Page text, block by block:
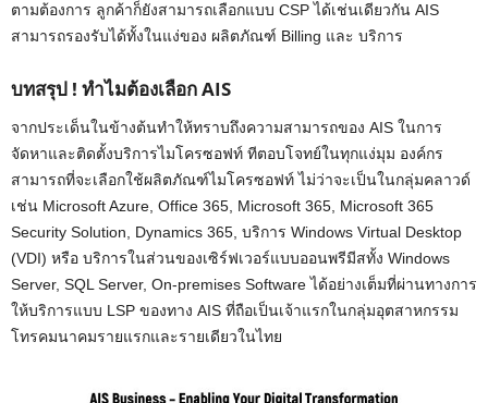
ตามต้องการ ลูกค้าก็ยังสามารถเลือกแบบ CSP ได้เช่นเดียวกัน AIS
สามารถรองรับได้ทั้งในแง่ของ ผลิตภัณฑ์ Billing และ บริการ
บทสรุป ! ทำไมต้องเลือก AIS
จากประเด็นในข้างต้นทำให้ทราบถึงความสามารถของ AIS ในการ
จัดหาและติดตั้งบริการไมโครซอฟท์ ทีตอบโจทย์ในทุกแง่มุม องค์กร
สามารถที่จะเลือกใช้ผลิตภัณฑ์ไมโครซอฟท์ ไม่ว่าจะเป็นในกลุ่มคลาวด์
เช่น Microsoft Azure, Office 365, Microsoft 365, Microsoft 365
Security Solution, Dynamics 365, บริการ Windows Virtual Desktop
(VDI) หรือ บริการในส่วนของเซิร์ฟเวอร์แบบออนพรีมีสทั้ง Windows
Server, SQL Server, On-premises Software ได้อย่างเต็มที่ผ่านทางการ
ให้บริการแบบ LSP ของทาง AIS ที่ถือเป็นเจ้าแรกในกลุ่มอุตสาหกรรม
โทรคมนาคมรายแรกและรายเดียวในไทย